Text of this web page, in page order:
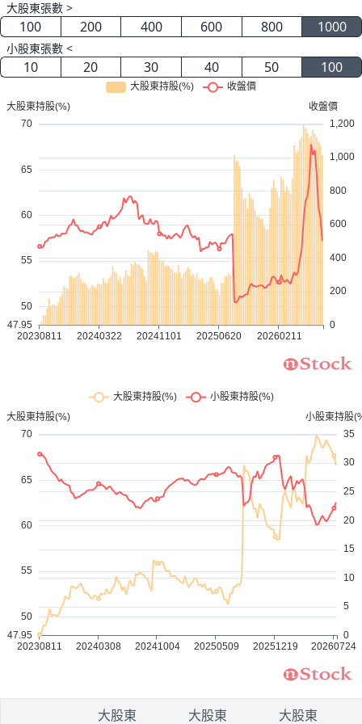
大股東張數 >
100 200 400 600 800 1000
小股東張數 <
10 20 30 40 50 100
大股東 大股東 大股東